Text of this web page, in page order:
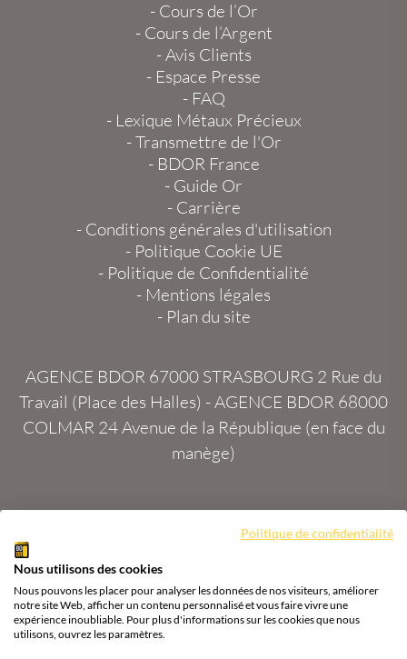
- Cours de l’Or
- Cours de l’Argent
-Avis Clients
- Espace Presse
- FAQ
- Lexique Métaux Précieux
-Transmettre de l'Or
- BDOR France
- Guide Or
- Carrière
- Conditions générales d'utilisation
- Politique Cookie UE
- Politique de Confidentialité
- Mentions légales
- Plan du site
AGENCE BDOR 67000 STRASBOURG 2 Rue du
Travail (Place des Halles) -AGENCE BDOR 68000
COLMAR 24 Avenue de la République (en face du
manège)
Tous droits réservés Agence BDOR ®
Cours or, achat
& vente or, argent
Politique de confidentialité
Nous utilisons des cookies
Nous pouvons les placer pour analyser les données de nos visiteurs, améliorer
notre site Web, afficher un contenu personnalisé et vous faire vivre une
expérience inoubliable. Pour plus d'informations sur les cookies que nous
utilisons, ouvrez les paramètres.